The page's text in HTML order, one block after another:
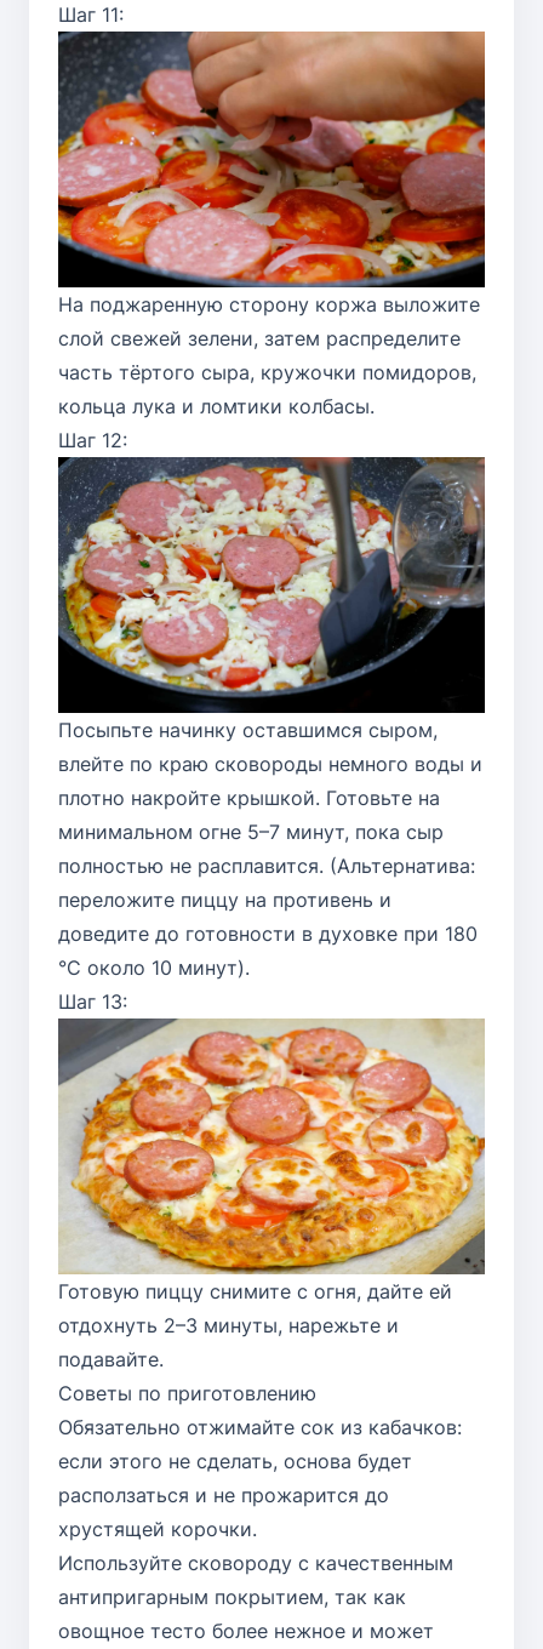
Шаг 11:
На поджаренную сторону коржа выложите
слой свежей зелени, затем распределите
часть тёртого сыра, кружочки помидоров,
кольца лука и ломтики колбасы.
Шаг 12:
Посыпьте начинку оставшимся сыром,
влейте по краю сковороды немного воды и
плотно накройте крышкой. Готовьте на
минимальном огне 5–7 минут, пока сыр
полностью не расплавится. (Альтернатива:
переложите пиццу на противень и
доведите до готовности в духовке при 180
°C около 10 минут).
Шаг 13:
Готовую пиццу снимите с огня, дайте ей
отдохнуть 2–3 минуты, нарежьте и
подавайте.
Советы по приготовлению
Обязательно отжимайте сок из кабачков:
если этого не сделать, основа будет
расползаться и не прожарится до
хрустящей корочки.
Используйте сковороду с качественным
антипригарным покрытием, так как
овощное тесто более нежное и может